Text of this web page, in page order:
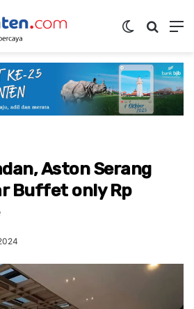
Switch skin
Aston Serang
Buffet only Rp